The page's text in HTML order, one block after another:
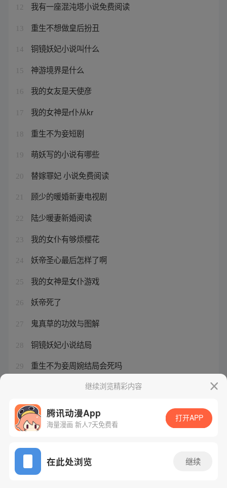
12 我有一座混沌塔小说免费阅读
13 重生不想做皇后扮丑
14 铜镜妖妃小说叫什么
15 神游境界是什么
16 我的女友是天使彦
17 我的女神是r仆从kr
18 重生不为妾短剧
19 萌妖写的小说有哪些
20 替嫁罪妃 小说免费阅读
21 顾少的暖婚新妻电视剧
22 陆少暖妻新婚阅读
23 我的女仆有够烦樱花
24 妖帝圣心最后怎样了啊
25 我的女神是女仆游戏
26 妖帝死了
27 鬼真草的功效与图解
28 铜镜妖妃小说结局
29 重生不为妾周婉结局会死吗
我的女仆有够烦漫画在线观看
继续浏览精彩内容
腾讯动漫App
海量漫画 新人7天免费看
打开APP
在此处浏览 继续
网站备案/许可证号：粤B2-20090059-5
Copyright©1998 - 2026 Tencent. All Rights Reserved